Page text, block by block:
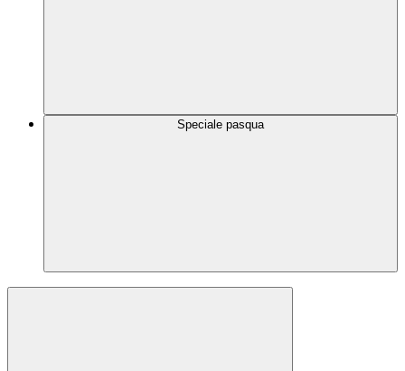
Speciale pasqua